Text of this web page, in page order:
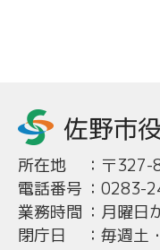
所在地 ： 〒327-
電話番号 ： 0283-
業務時間 ： 月曜日
閉庁日
： 毎週土